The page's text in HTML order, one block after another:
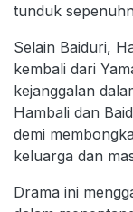
tunduk
Selain Baiduri,
kembali dari
kejanggalan
Hambali dan
demi
keluarga dan
Drama ini